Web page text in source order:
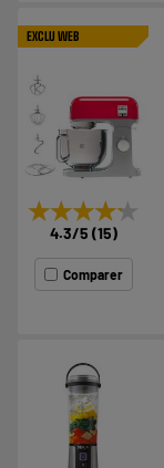
EXCLU WEB
★★★★★
★★★★★
4.3/5 (15)
Comparer